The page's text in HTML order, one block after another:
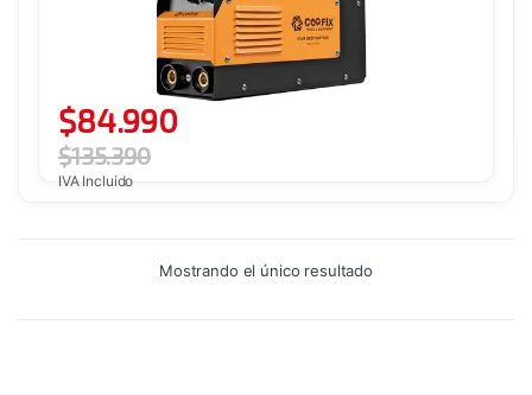
$84.990
$135.390
IVA Incluido
Mostrando el único resultado